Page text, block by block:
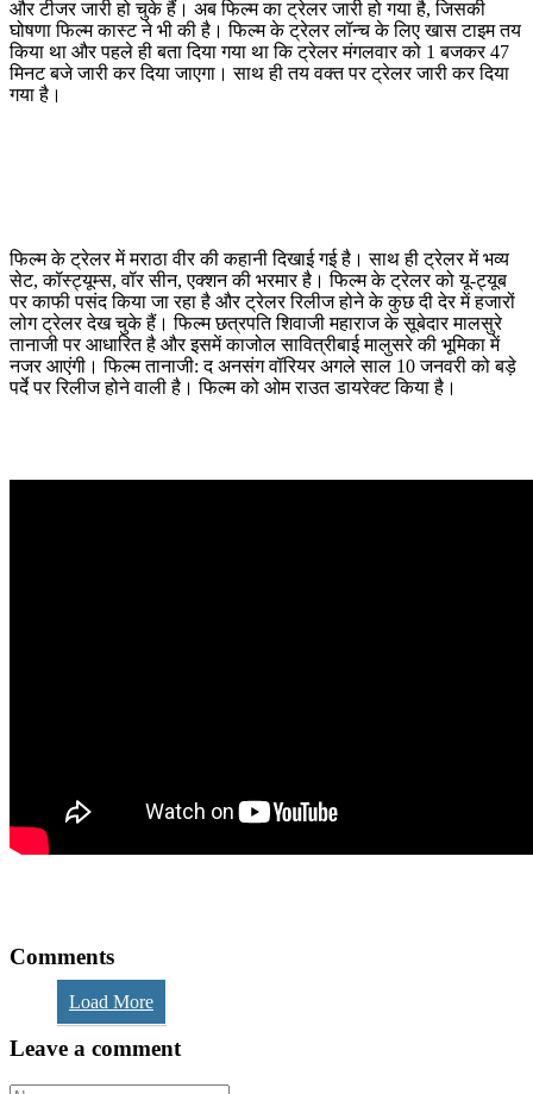
और टीजर जारी हो चुके हैं। अब फिल्म का ट्रेलर जारी हो गया है, जिसकी
घोषणा फिल्म कास्ट ने भी की है। फिल्म के ट्रेलर लॉन्च के लिए खास टाइम तय
किया था और पहले ही बता दिया गया था कि ट्रेलर मंगलवार को 1 बजकर 47
मिनट बजे जारी कर दिया जाएगा। साथ ही तय वक्त पर ट्रेलर जारी कर दिया
गया है।
फिल्म के ट्रेलर में मराठा वीर की कहानी दिखाई गई है। साथ ही ट्रेलर में भव्य
सेट, कॉस्ट्यूम्स, वॉर सीन, एक्शन की भरमार है। फिल्म के ट्रेलर को यू-ट्यूब
पर काफी पसंद किया जा रहा है और ट्रेलर रिलीज होने के कुछ दी देर में हजारों
लोग ट्रेलर देख चुके हैं। फिल्म छत्रपति शिवाजी महाराज के सूबेदार मालसुरे
तानाजी पर आधारित है और इसमें काजोल सावित्रीबाई मालुसरे की भूमिका में
नजर आएंगी। फिल्म तानाजी: द अनसंग वॉरियर अगले साल 10 जनवरी को बड़े
पर्दे पर रिलीज होने वाली है। फिल्म को ओम राउत डायरेक्ट किया है।
Comments
Load More
Leave a comment